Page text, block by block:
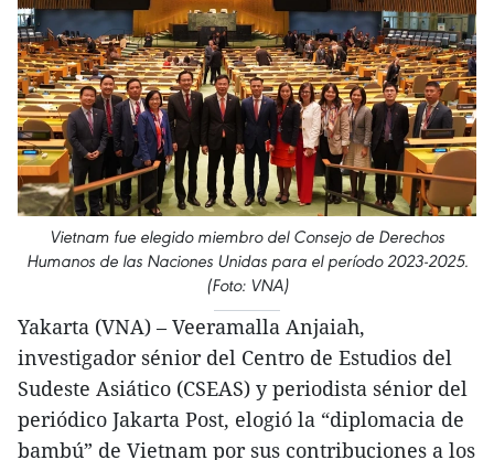
Vietnam fue elegido miembro del Consejo de Derechos
Humanos de las Naciones Unidas para el período 2023-2025.
(Foto: VNA)
Yakarta (VNA) – Veeramalla Anjaiah,
investigador sénior del Centro de Estudios del
Sudeste Asiático (CSEAS) y periodista sénior del
periódico Jakarta Post, elogió la “diplomacia de
bambú” de Vietnam por sus contribuciones a los